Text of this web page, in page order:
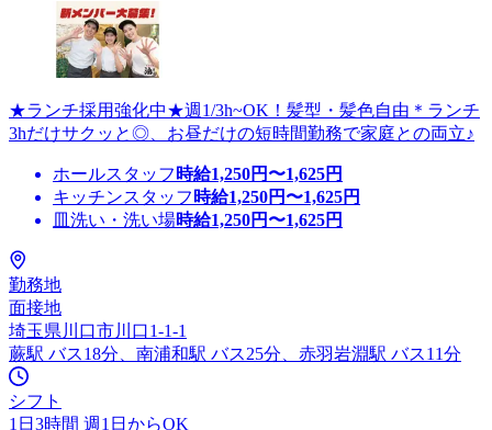
★ランチ採用強化中★週1/3h~OK！髪型・髪色自由＊ランチ
3hだけサクッと◎、お昼だけの短時間勤務で家庭との両立♪
ホールスタッフ 時給1,250円〜1,625円
キッチンスタッフ 時給1,250円〜1,625円
皿洗い・洗い場時給1,250円〜1,625円
勤務地
面接地
埼玉県川口市川口1-1-1
蕨駅 バス18分、南浦和駅 バス25分、赤羽岩淵駅 バス11分
シフト
1日3時間 週1日からOK